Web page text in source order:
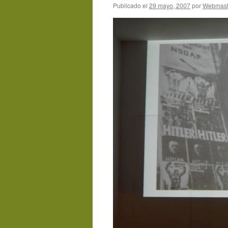
Publicado el 29 mayo, 2007por